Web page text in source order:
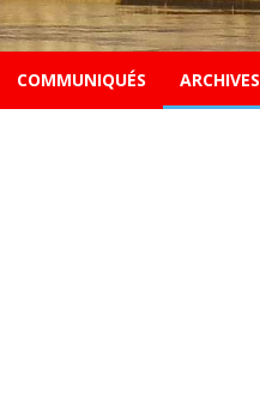
COMMUNIQUÉS ARCHIVES